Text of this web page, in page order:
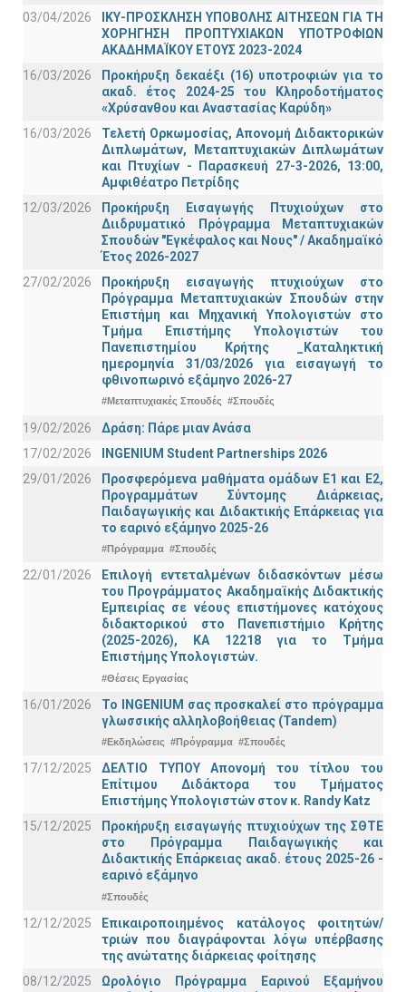
03/04/2026
ΙΚΥ-ΠΡΟΣΚΛΗΣΗ ΥΠΟΒΟΛΗΣ ΑΙΤΗΣΕΩΝ ΓΙΑ ΤΗ
ΧΟΡΗΓΗΣΗ ΠΡΟΠΤΥΧΙΑΚΩΝ ΥΠΟΤΡΟΦΙΩΝ
ΑΚΑΔΗΜΑΪΚΟΥ ΕΤΟΥΣ 2023-2024
16/03/2026
Προκήρυξη δεκαέξι (16) υποτροφιών για το
ακαδ. έτος 2024-25 του Κληροδοτήματος
«Χρύσανθου και Αναστασίας Καρύδη»
16/03/2026
Τελετή Ορκωμοσίας, Απονομή Διδακτορικών
Διπλωμάτων, Μεταπτυχιακών Διπλωμάτων
και Πτυχίων - Παρασκευή 27-3-2026, 13:00,
Αμφιθέατρο Πετρίδης
12/03/2026
Προκήρυξη Εισαγωγής Πτυχιούχων στο
Διιδρυματικό Πρόγραμμα Μεταπτυχιακών
Σπουδών "Εγκέφαλος και Νους" / Ακαδημαϊκό
Έτος 2026-2027
27/02/2026
Προκήρυξη εισαγωγής πτυχιούχων στo
Πρόγραμμα Μεταπτυχιακών Σπουδών στην
Επιστήμη και Μηχανική Υπολογιστών στο
Τμήμα Eπιστήμης Υπολογιστών του
Πανεπιστημίου Κρήτης _Καταληκτική
ημερομηνία 31/03/2026 για εισαγωγή το
φθινοπωρινό εξάμηνο 2026-27
#Μεταπτυχιακές Σπουδές #Σπουδές
19/02/2026
Δράση: Πάρε μιαν Ανάσα
17/02/2026
INGENIUM Student Partnerships 2026
29/01/2026
Προσφερόμενα μαθήματα ομάδων Ε1 και Ε2,
Προγραμμάτων Σύντομης Διάρκειας,
Παιδαγωγικής και Διδακτικής Επάρκειας για
το εαρινό εξάμηνο 2025-26
#Πρόγραμμα #Σπουδές
22/01/2026
Επιλογή εντεταλμένων διδασκόντων μέσω
του Προγράμματος Ακαδημαϊκής Διδακτικής
Εμπειρίας σε νέους επιστήμονες κατόχους
διδακτορικού στο Πανεπιστήμιο Κρήτης
(2025-2026), ΚΑ 12218 για το Τμήμα
Επιστήμης Υπολογιστών.
#Θέσεις Εργασίας
16/01/2026
Το INGENIUM σας προσκαλεί στο πρόγραμμα
γλωσσικής αλληλοβοήθειας (Tandem)
#Εκδηλώσεις #Πρόγραμμα #Σπουδές
17/12/2025
ΔΕΛΤΙΟ ΤΥΠΟΥ Απονομή του τίτλου του
Επίτιμου Διδάκτορα του Τμήματος
Επιστήμης Υπολογιστών στον κ. Randy Katz
15/12/2025
Προκήρυξη εισαγωγής πτυχιούχων της ΣΘΤΕ
στο Πρόγραμμα Παιδαγωγικής και
Διδακτικής Επάρκειας ακαδ. έτους 2025-26 -
εαρινό εξάμηνο
#Σπουδές
12/12/2025
Επικαιροποιημένος κατάλογος φοιτητών/
τριών που διαγράφονται λόγω υπέρβασης
της ανώτατης διάρκειας φοίτησης
08/12/2025
Ωρολόγιο Πρόγραμμα Εαρινού Εξαμήνου